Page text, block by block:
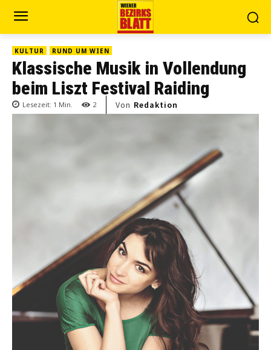
KULTUR RUND UM WIEN
Klassische Musik in Vollendung
beim Liszt Festival Raiding
Lesezeit: 1 Min. 2 Von Redaktion